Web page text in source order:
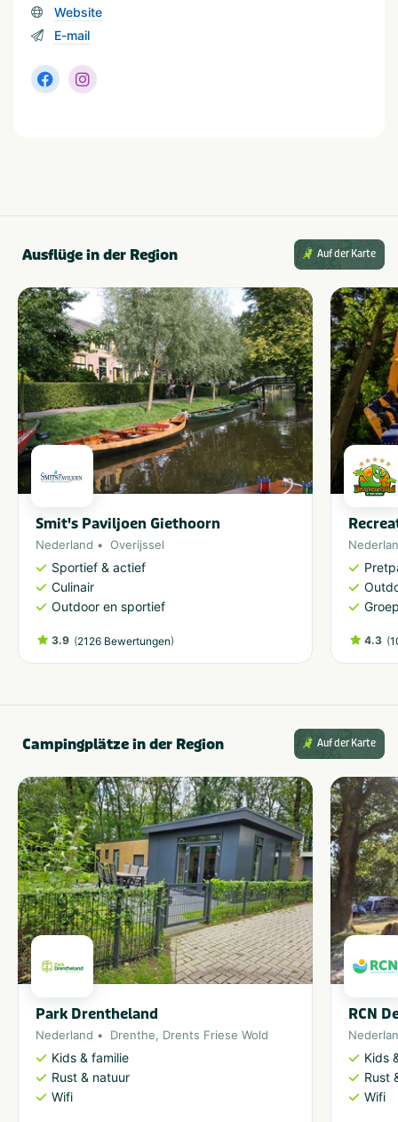
Website
E-mail
Ausflüge in der Region Auf der Karte
Smit's Paviljoen Giethoorn
Nederland Overijssel
Sportief & actief
Culinair
Outdoor en sportief
3.9 (2126 Bewertungen) 4.3 (
Campingplätze in der Region Auf der Karte
Park Drentheland
Nederland Drenthe, Drents Friese Wold
Kids & familie
Rust & natuur
Wifi
RCN
Kids
Rust
Wifi